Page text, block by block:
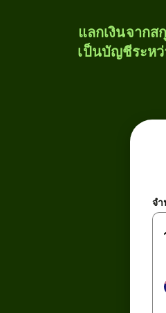
แลกเงินจากส
เป็นบัญชีระหว่
จ